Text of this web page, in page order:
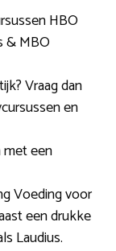
HBO
& MBO
Vraag dan
en
met een
Voeding voor
een drukke
Laudius.